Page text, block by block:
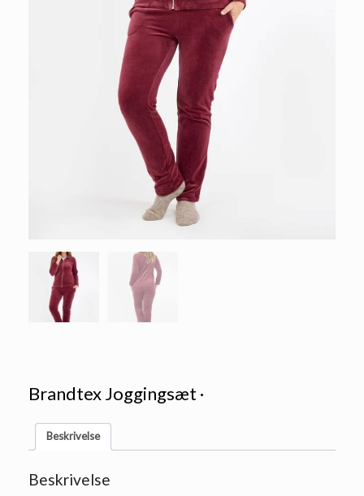
Brandtex Joggingsæt ·
Beskrivelse
Beskrivelse